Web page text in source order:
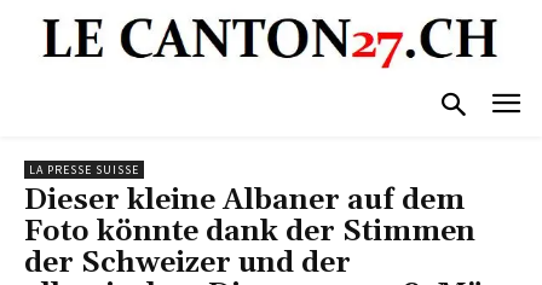
LA PRESSE SUISSE
Dieser kleine Albaner auf dem
Foto könnte dank der Stimmen
der Schweizer und der